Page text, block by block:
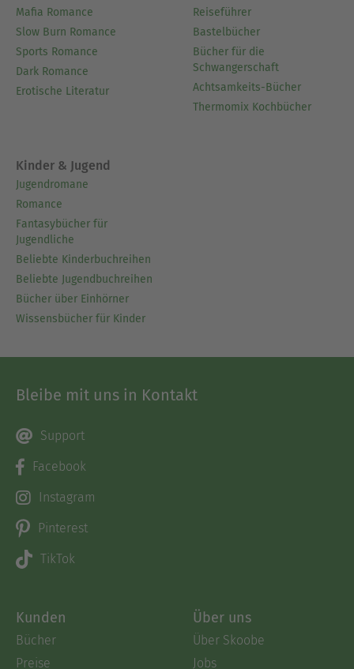
Mafia Romance
Slow Burn Romance
Sports Romance
Dark Romance
Erotische Literatur
Reiseführer
Bastelbücher
Bücher für die
Schwangerschaft
Achtsamkeits-Bücher
Thermomix Kochbücher
Kinder & Jugend
Jugendromane
Romance
Fantasybücher für
Jugendliche
Beliebte Kinderbuchreihen
Beliebte Jugendbuchreihen
Bücher über Einhörner
Wissensbücher für Kinder
Bleibe mit uns in Kontakt
Support
Facebook
Instagram
Pinterest
TikTok
Kunden
Bücher
Preise
Über uns
Über Skoobe
Jobs